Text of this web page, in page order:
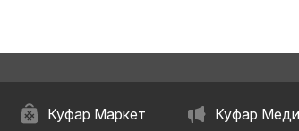
Куфар Маркет Куфар